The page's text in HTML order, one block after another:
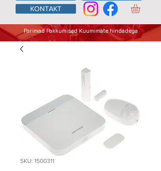
KONTAKT
Parimad Pakkumised Kuumimate hindadega
SKU: 1500311